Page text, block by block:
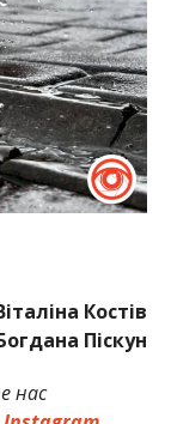
Костів
Піскун
нас